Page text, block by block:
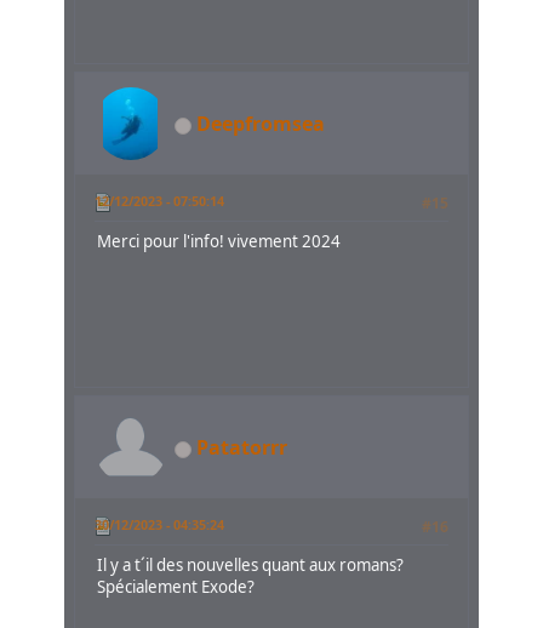
Deepfromsea
12/12/2023 - 07:50:14 #15
Merci pour l'info! vivement 2024
Patatorrr
30/12/2023 - 04:35:24 #16
Il y a t´il des nouvelles quant aux romans?
Spécialement Exode?